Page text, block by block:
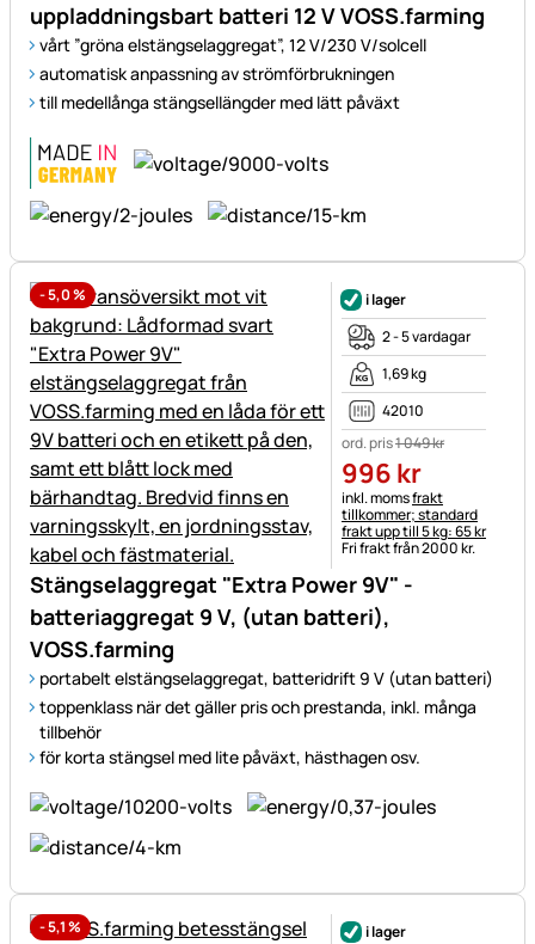
uppladdningsbart batteri 12 V VOSS.farming
vårt ”gröna elstängselaggregat”, 12 V/230 V/solcell
automatisk anpassning av strömförbrukningen
till medellånga stängsellängder med lätt påväxt
-5,0%
Stängselaggregat "Extra Power 9V" -
batteriaggregat 9 V, (utan batteri),
VOSS.farming
portabelt elstängselaggregat, batteridrift 9 V (utan batteri)
toppenklass när det gäller pris och prestanda, inkl. många
tillbehör
för korta stängsel med lite påväxt, hästhagen osv.
i lager
2 - 5 vardagar
1,69 kg
42010
ord. pris1 049kr
996 kr
Skatteinformation:
inkl. momsfrakt
tillkommer; standard
frakt upp till 5 kg: 65 kr
Fri frakt från 2000 kr.
-5,1%
i lager